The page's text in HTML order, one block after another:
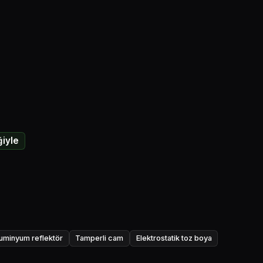
reflektör Tamperli cam Elektrostatik toz boya